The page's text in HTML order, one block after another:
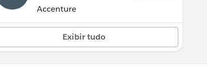
Accenture
Exibir tudo